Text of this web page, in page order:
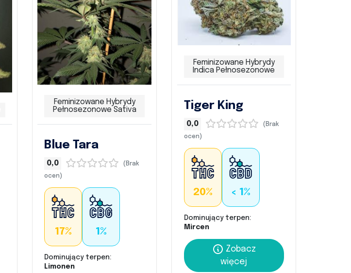
Feminizowane Hybrydy
Pełnosezonowe Sativa
Blue Tara
0,0
(Brak
ocen)
17% 1%
Dominujący terpen:
Limonen
Feminizowane Hybrydy
Indica Pełnosezonowe
Tiger King
0,0
(Brak
ocen)
20% < 1%
Dominujący terpen:
Mircen
Zobacz
więcej